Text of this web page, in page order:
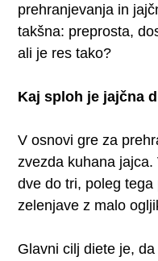
prehranjevanja in
takšna: preprosta,
ali je res tako?
Kaj sploh je jajčna
V osnovi gre za
zvezda kuhana
dve do tri, poleg
zelenjave z malo
Glavni cilj diete je,